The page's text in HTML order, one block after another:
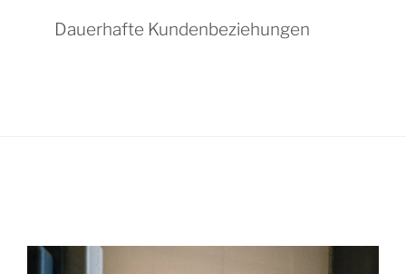
Dauerhafte Kundenbeziehungen